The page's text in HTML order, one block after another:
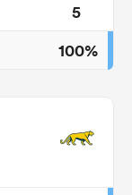
5
100%